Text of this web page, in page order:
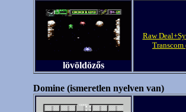
lövöldözős
Raw
Transcom
Domine (ismeretlen nyelven van)